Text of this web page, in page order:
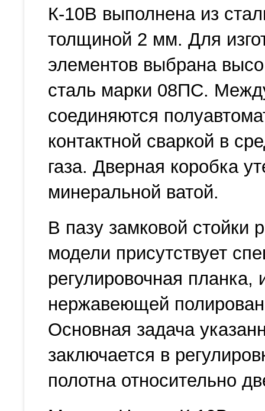
К-10В выполнена из
толщиной 2 мм. Для
элементов выбрана
сталь марки 08ПС.
соединяются
контактной сваркой в
газа. Дверная коробка
минеральной ватой.
В пазу замковой стойки
модели присутствует
регулировочная планка,
нержавеющей
Основная задача
заключается в
полотна относительно